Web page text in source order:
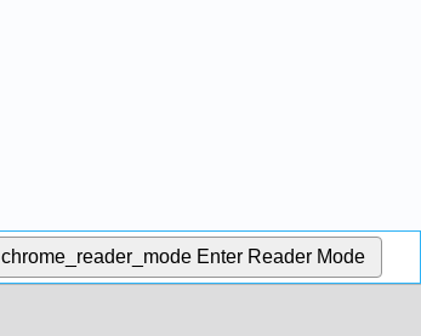
chrome_reader_mode Enter Reader Mode